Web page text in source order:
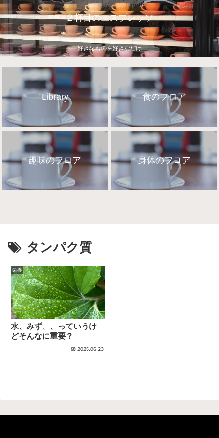
２杯目のエスプレッソ
好きなものを好きなだけ
Library 食のフロア
趣味のフロア 身体のフロア
タンパク質
栄養
水、みず、、っていうけ
どそんなに重要？
2025.06.23